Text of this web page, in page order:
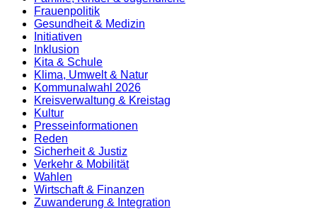
Frauenpolitik
Gesundheit & Medizin
Initiativen
Inklusion
Kita & Schule
Klima, Umwelt & Natur
Kommunalwahl 2026
Kreisverwaltung & Kreistag
Kultur
Presse­informationen
Reden
Sicherheit & Justiz
Verkehr & Mobilität
Wahlen
Wirtschaft & Finanzen
Zuwanderung & Integration